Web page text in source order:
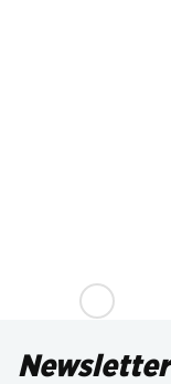
Newsletter